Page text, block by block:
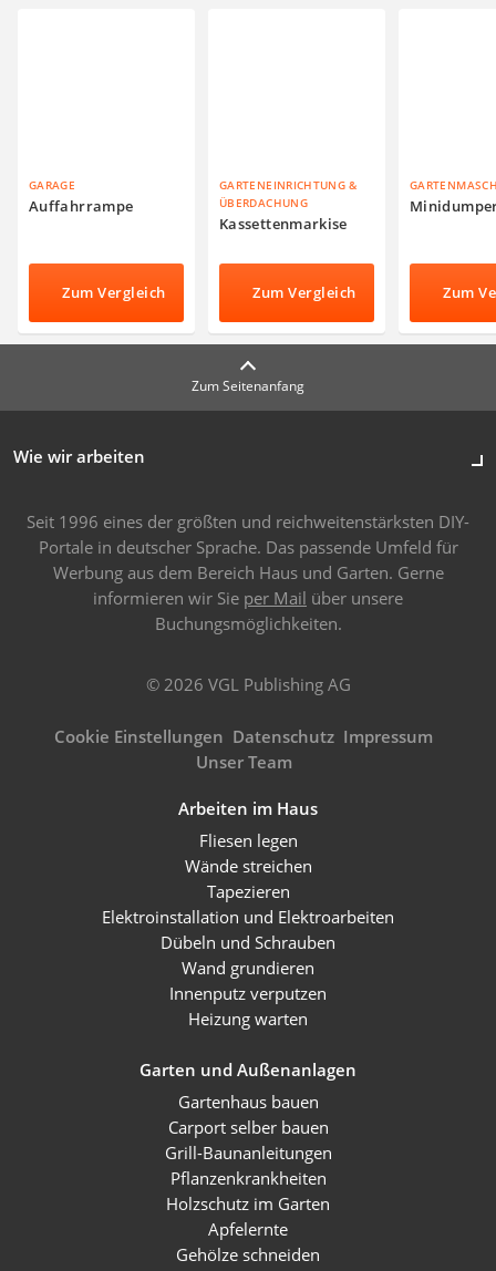
GARAGE
Auffahrrampe
Zum Vergleich
GARTENEINRICHTUNG &
ÜBERDACHUNG
Kassettenmarkise
Zum Vergleich Zum
Zum Seitenanfang
Wie wir arbeiten
Seit 1996 eines der größten und reichweitenstärksten DIY-
Portale in deutscher Sprache. Das passende Umfeld für
Werbung aus dem Bereich Haus und Garten. Gerne
informieren wir Sie per Mail über unsere
Buchungsmöglichkeiten.
© 2026 VGL Publishing AG
Cookie Einstellungen Datenschutz Impressum
Unser Team
Arbeiten im Haus
Fliesen legen
Wände streichen
Tapezieren
Elektroinstallation und Elektroarbeiten
Dübeln und Schrauben
Wand grundieren
Innenputz verputzen
Heizung warten
Garten und Außenanlagen
Gartenhaus bauen
Carport selber bauen
Grill-Baunanleitungen
Pflanzenkrankheiten
Holzschutz im Garten
Apfelernte
Gehölze schneiden